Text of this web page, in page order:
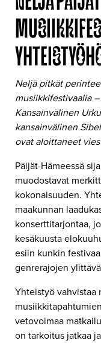
Neljä pitkät
musiikkifestivaalia
Kansainvälinen
kansainvälinen
ovat aloittaneet
Päijät-Hämeessä
muodostavat
kokonaisuuden.
maakunnan
konserttitarjontaa,
kesäkuusta
esiin kunkin
genrerajojen
Yhteistyö vahvistaa
vetovoimaa
on tarkoitus jatkaa